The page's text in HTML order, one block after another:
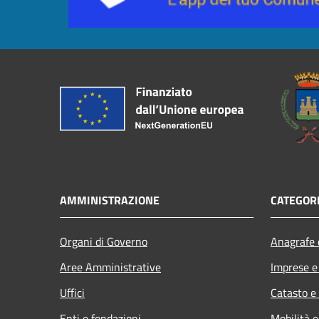
AMMINISTRAZIONE
Organi di Governo
Aree Amministrative
Uffici
Imprese
Catasto